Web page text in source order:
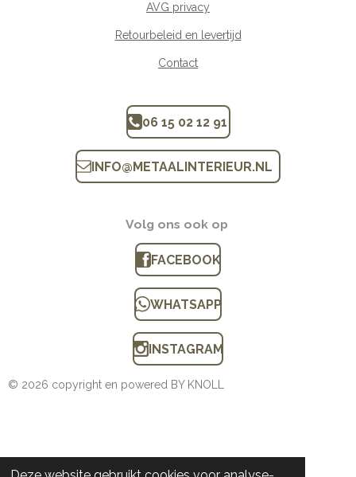
AVG privacy
Retourbeleid en levertijd
Contact
06 15 02 12 91
INFO@METAALINTERIEUR.NL
Volg ons ook op
FACEBOOK
WHATSAPP
INSTAGRAM
© 2026 copyright en powered BY KNOLL